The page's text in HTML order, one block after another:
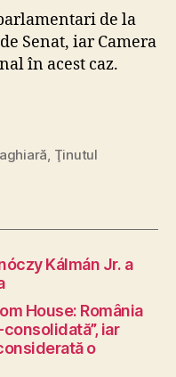
de la
Senat, iar Camera
în acest caz.
Ţinutul
Kálmán Jr. a
House: România
iar
o